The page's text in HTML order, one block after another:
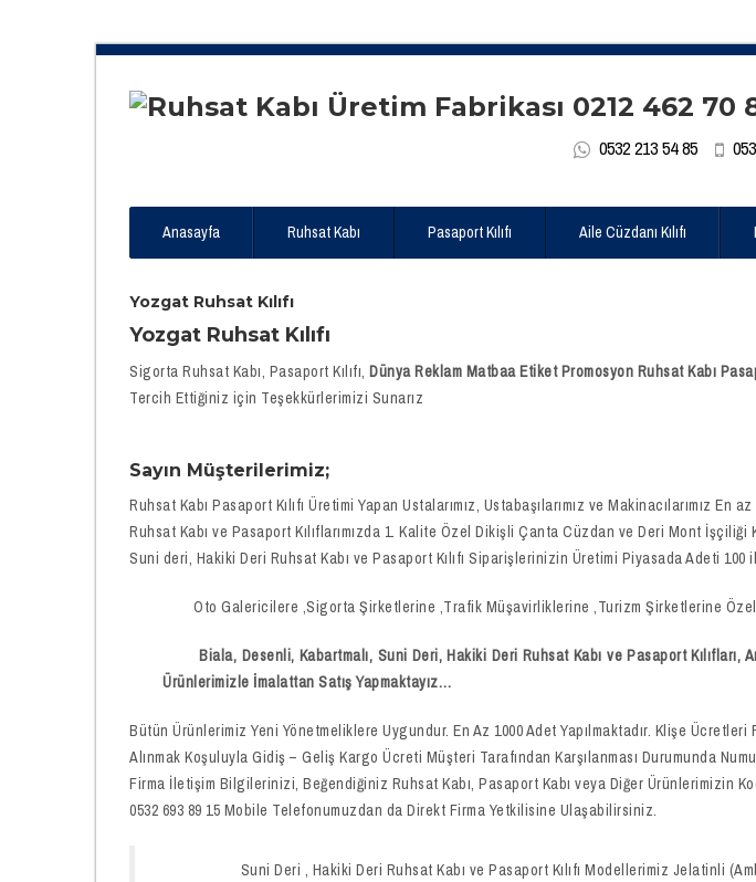
0532 213 54 85
Anasayfa Ruhsat Kabı Pasaport Kılıfı Aile Cüzdanı Kılıfı
Yozgat Ruhsat Kılıfı
Yozgat Ruhsat Kılıfı
Sigorta Ruhsat Kabı, Pasaport Kılıfı, Dünya Reklam Matbaa Etiket Promosyon Ruhsat Kabı
Tercih Ettiğiniz için Teşekkürlerimizi Sunarız
Sayın Müşterilerimiz;
Ruhsat Kabı Pasaport Kılıfı Üretimi Yapan Ustalarımız, Ustabaşılarımız ve Makinacılarımız
Ruhsat Kabı ve Pasaport Kılıflarımızda 1. Kalite Özel Dikişli Çanta Cüzdan ve Deri Mont İşçiliği
Suni deri, Hakiki Deri Ruhsat Kabı ve Pasaport Kılıfı Siparişlerinizin Üretimi Piyasada Adeti
Oto Galericilere ,Sigorta Şirketlerine ,Trafik Müşavirliklerine ,Turizm Şirketlerine
Biala, Desenli, Kabartmalı, Suni Deri, Hakiki Deri Ruhsat Kabı ve Pasaport Kılıfları,
Ürünlerimizle İmalattan Satış Yapmaktayız…
Bütün Ürünlerimiz Yeni Yönetmeliklere Uygundur. En Az 1000 Adet Yapılmaktadır. Klişe
Alınmak Koşuluyla Gidiş – Geliş Kargo Ücreti Müşteri Tarafından Karşılanması Durumunda
Firma İletişim Bilgilerinizi, Beğendiğiniz Ruhsat Kabı, Pasaport Kabı veya Diğer Ürünlerimizin
0532 693 89 15 Mobile Telefonumuzdan da Direkt Firma Yetkilisine Ulaşabilirsiniz.
Suni Deri , Hakiki Deri Ruhsat Kabı ve Pasaport Kılıfı Modellerimiz Jelatinli